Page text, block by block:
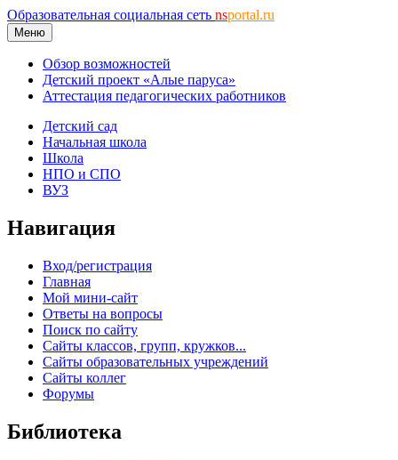
Образовательная социальная сеть nsportal.ru
Меню
Обзор возможностей
Детский проект «Алые паруса»
Аттестация педагогических работников
Детский сад
Начальная школа
Школа
НПО и СПО
ВУЗ
Навигация
Вход/регистрация
Главная
Мой мини-сайт
Ответы на вопросы
Поиск по сайту
Сайты классов, групп, кружков...
Сайты образовательных учреждений
Сайты коллег
Форумы
Библиотека